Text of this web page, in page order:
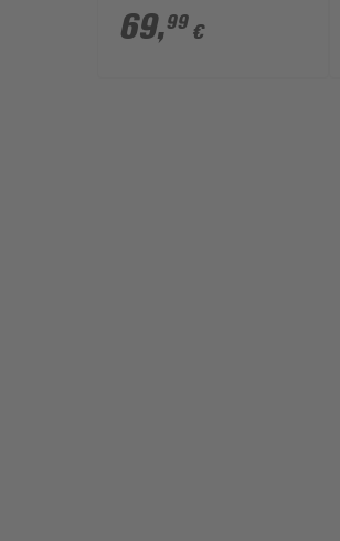
Stretched' 80 x 40 cm
schwarz
69,99 €